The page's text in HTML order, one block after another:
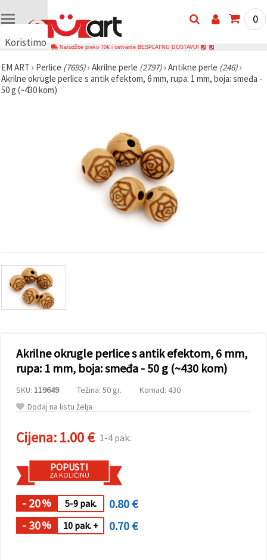
Koristimo
🍪
Koristimo
kolačiće i
prikazivali
sadržaj i
oglase,
uključujući
uz pomoć
naših
Možete
korištenje
kolačića
klikom na
"Prihvati
naznačiti
svoje
Postavkama
odabirom
određene
vrste
kolačića i
klikom na
gumb
"Spremi".
0
Narudžbe preko 70€ i ostvarite BESPLATNU DOSTAVU!
EM ART › Perlice (7695)› Akrilne perle (2797)› Antikne perle (246)›
Akrilne okrugle perlice s antik efektom, 6 mm, rupa: 1 mm, boja: smeđa -
50 g (~430 kom)
Akrilne okrugle perlice s antik efektom, 6 mm,
rupa: 1 mm, boja: smeđa - 50 g (~430 kom)
SKU: 119649 Težina: 50 gr.
Komad: 430
Dodaj na listu želja
Cijena:1.00 € 1-4 pak.
POPUSTI
ZA KOLIČINU
- 20% 5-9 pak.
0.80 €
- 30% 10 pak. + 0.70 €